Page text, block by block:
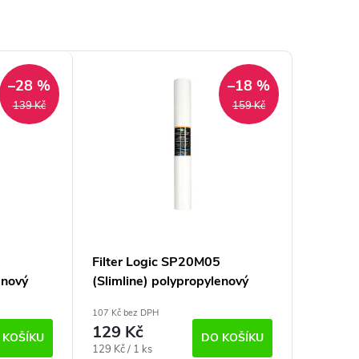
139 Kč
–28 %
159 Kč
–18 %
Filter Logic SP20M05
(Slimline) polypropylenový
µm)
107 Kč bez DPH
129 Kč
Měrná
129 Kč / 1 ks
DO KOŠÍKU